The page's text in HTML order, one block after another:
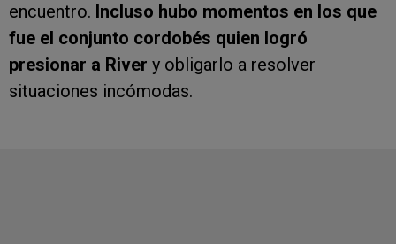
encuentro. Incluso hubo momentos en los que
fue el conjunto cordobés quien logró
presionar a River y obligarlo a resolver
situaciones incómodas.